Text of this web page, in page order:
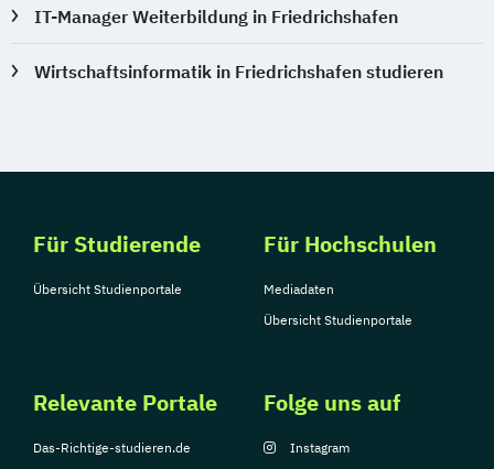
IT-Manager Weiterbildung in Friedrichshafen
Wirtschaftsinformatik in Friedrichshafen studieren
Für Studierende
Übersicht Studienportale
Für Hochschulen
Mediadaten
Übersicht Studienportale
Relevante Portale
Das-Richtige-studieren.de
Folge uns auf
Instagram